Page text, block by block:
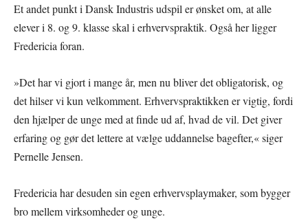
Et andet punkt i Dansk Industris udspil er ønsket om, at alle
elever i 8. og 9. klasse skal i erhvervspraktik. Også her ligger
Fredericia foran.
»Det har vi gjort i mange år, men nu bliver det obligatorisk, og
det hilser vi kun velkomment. Erhvervspraktikken er vigtig, fordi
den hjælper de unge med at finde ud af, hvad de vil. Det giver
erfaring og gør det lettere at vælge uddannelse bagefter,« siger
Pernelle Jensen.
Fredericia har desuden sin egen erhvervsplaymaker, som bygger
bro mellem virksomheder og unge.